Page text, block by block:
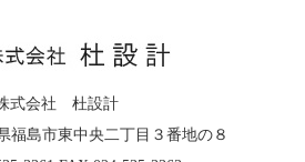
式会社 杜設計
福島市東中央二丁目３番地の８